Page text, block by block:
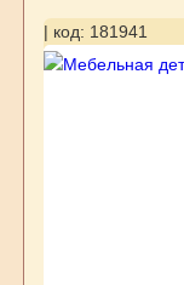
| код: 181941